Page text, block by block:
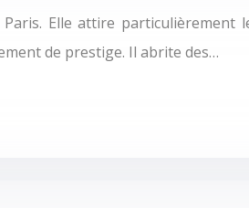
Elle attire particulièrement
de prestige. Il abrite des…